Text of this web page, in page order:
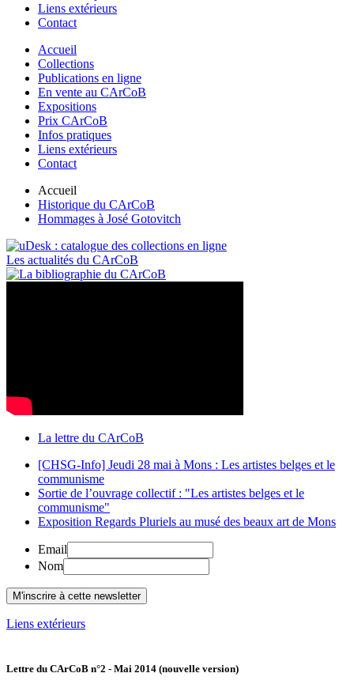
Liens extérieurs
Contact
Accueil
Collections
Publications en ligne
En vente au CArCoB
Expositions
Prix CArCoB
Infos pratiques
Liens extérieurs
Contact
Accueil
Historique du CArCoB
Hommages à José Gotovitch
Les actualités du CArCoB
La lettre du CArCoB
[CHSG-Info] Jeudi 28 mai à Mons : Les artistes belges et le
communisme
Sortie de l’ouvrage collectif : "Les artistes belges et le
communisme"
Exposition Regards Pluriels au musé des beaux art de Mons
Email
Nom
Liens extérieurs
Lettre du CArCoB n°2 - Mai 2014 (nouvelle version)